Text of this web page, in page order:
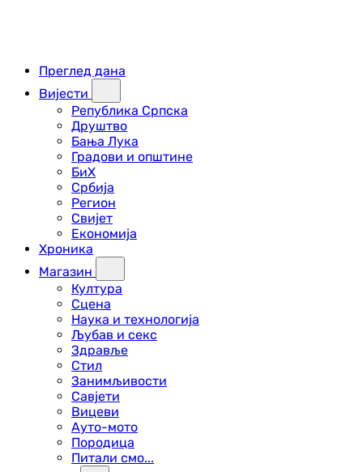
Преглед дана
Вијести
Република Српска
Друштво
Бања Лука
Градови и општине
БиХ
Србија
Регион
Свијет
Економија
Хроника
Магазин
Култура
Сцена
Наука и технологија
Љубав и секс
Здравље
Стил
Занимљивости
Савјети
Вицеви
Ауто-мото
Породица
Питали смо...